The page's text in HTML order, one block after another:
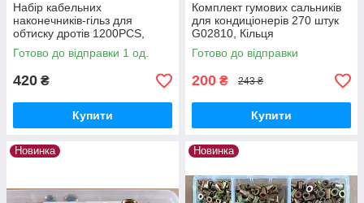
Набір кабельних
наконечників-гільз для
обтиску дротів 1200PCS,
З'єднувач дроту трубчастий
обтискний
Готово до відправки 1 од.
420 ₴
Купити
Комплект гумових сальників
для кондиціонерів 270 штук
G02810, Кільця
ущільнювачів, Витратні
матеріали
Готово до відправки
200 ₴ 243 ₴
Купити
Новинка Новинка